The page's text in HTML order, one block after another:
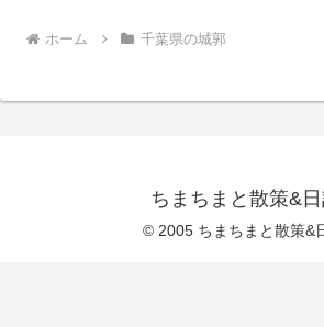
ホーム 千葉県の城郭
ちまちまと散策&
© 2005 ちまちまと散策&